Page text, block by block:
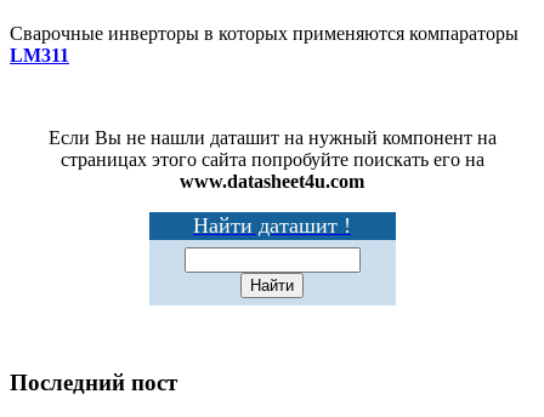
Сварочные инверторы в которых применяются компараторы
LM311
Если Вы не нашли даташит на нужный компонент на
страницах этого сайта попробуйте поискать его на
www.datasheet4u.com
Найти даташит !
Последний пост